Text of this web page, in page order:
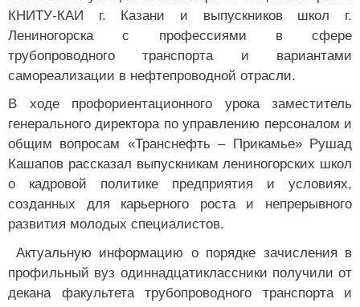
КНИТУ-КАИ г. Казани и выпускников школ г.
Лениногорска с профессиями в сфере
трубопроводного транспорта и вариантами
самореализации в нефтепроводной отрасли.
В ходе профориентационного урока заместитель
генерального директора по управлению персоналом и
общим вопросам «Транснефть – Прикамье» Рушад
Кашапов рассказал выпускникам лениногорских школ
о кадровой политике предприятия и условиях,
созданных для карьерного роста и непрерывного
развития молодых специалистов.
Актуальную информацию о порядке зачисления в
профильный вуз одиннадцатиклассники получили от
декана факультета трубопроводного транспорта и